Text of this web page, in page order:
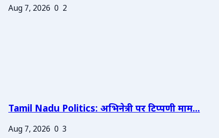
Aug 7, 2026 0 2
Tamil Nadu Politics: अभिनेत्री पर टिप्पणी माम...
Aug 7, 2026 0 3